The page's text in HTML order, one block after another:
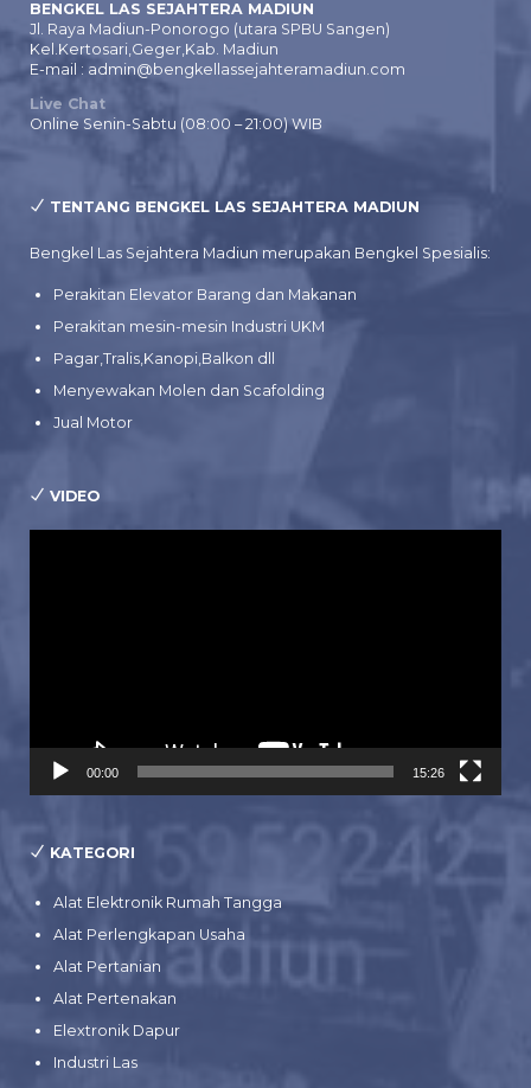
BENGKEL LAS SEJAHTERA MADIUN
Jl. Raya Madiun-Ponorogo (utara SPBU Sangen)
Kel.Kertosari,Geger,Kab. Madiun
E-mail : admin@bengkellassejahteramadiun.com
Live Chat
Online Senin-Sabtu (08:00 – 21:00) WIB
TENTANG BENGKEL LAS SEJAHTERA MADIUN
Bengkel Las Sejahtera Madiun merupakan Bengkel Spesialis:
Perakitan Elevator Barang dan Makanan
Perakitan mesin-mesin Industri UKM
Pagar,Tralis,Kanopi,Balkon dll
Menyewakan Molen dan Scafolding
Jual Motor
VIDEO
00:00 15:26
KATEGORI
Alat Elektronik Rumah Tangga
Alat Perlengkapan Usaha
Alat Pertanian
Alat Pertenakan
Elextronik Dapur
Industri Las